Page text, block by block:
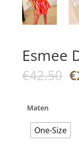
Esmee
€42.50 €
Maten
One-Size